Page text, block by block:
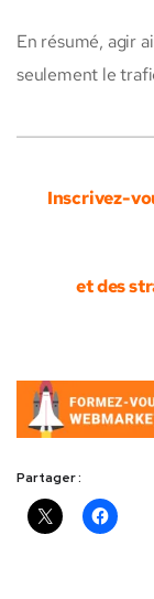
En résumé, agir
seulement le
Inscrivez-
et des
Partager :